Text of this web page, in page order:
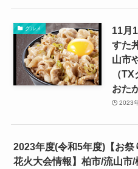
グルメ
11月
すた
山市
（
おた
2023
2023年度(令和5年度)【お祭
花火大会情報】柏市/流山市/